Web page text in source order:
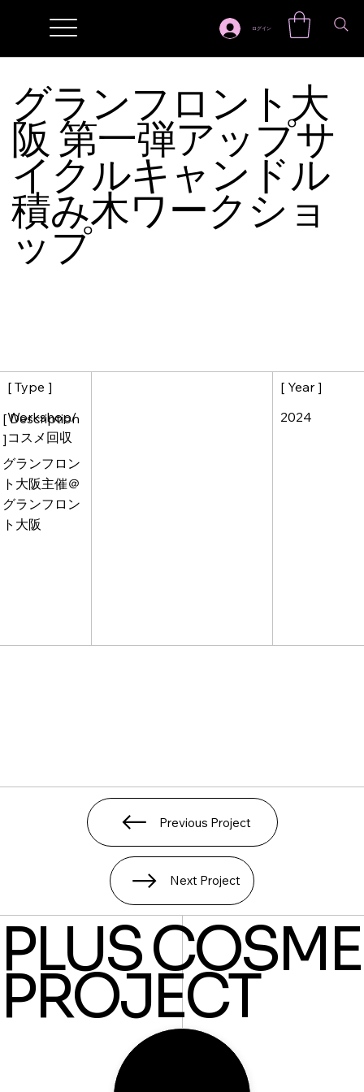
ログイン
[ Type ]
Workshop/
コスメ回収
[ Description
]
グランフロン
ト大阪主催＠
グランフロン
ト大阪
[ Year ]
2024
グランフロント大
阪 第一弾アップサ
イクルキャンドル
積み木ワークショ
ップ
Previous Project
Next Project
PLUS COSME
PROJECT